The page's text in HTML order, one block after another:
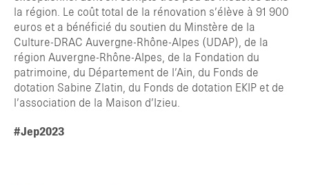
la région. Le coût total de la rénovation s’élève à 91 900
euros et a bénéficié du soutien du Minstère de la
Culture-DRAC Auvergne-Rhône-Alpes (UDAP), de la
région Auvergne-Rhône-Alpes, de la Fondation du
patrimoine, du Département de l’Ain, du Fonds de
dotation Sabine Zlatin, du Fonds de dotation EKIP et de
l’association de la Maison d’Izieu.
#Jep2023